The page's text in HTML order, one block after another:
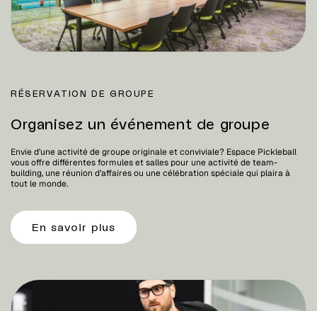
RÉSERVATION DE GROUPE
Organisez un événement de groupe
Envie d’une activité de groupe originale et conviviale? Espace Pickleball
vous offre différentes formules et salles pour une activité de team-
building, une réunion d’affaires ou une célébration spéciale qui plaira à
tout le monde.
En savoir plus